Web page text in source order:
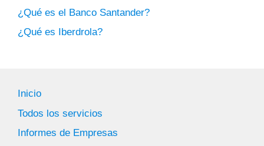
¿Qué es el Banco Santander?
¿Qué es Iberdrola?
Inicio
Todos los servicios
Informes de Empresas